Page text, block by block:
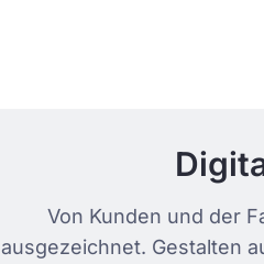
Von Kunden und der
ausgezeichnet. Gestalten